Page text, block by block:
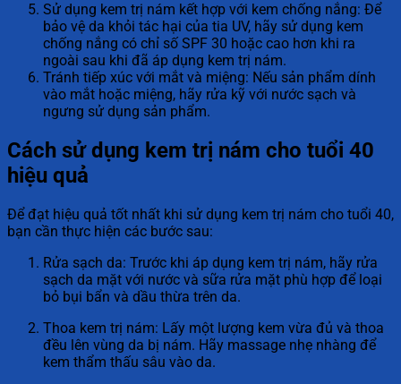
Sử dụng kem trị nám kết hợp với kem chống nắng: Để
bảo vệ da khỏi tác hại của tia UV, hãy sử dụng kem
chống nắng có chỉ số SPF 30 hoặc cao hơn khi ra
ngoài sau khi đã áp dụng kem trị nám.
Tránh tiếp xúc với mắt và miệng: Nếu sản phẩm dính
vào mắt hoặc miệng, hãy rửa kỹ với nước sạch và
ngưng sử dụng sản phẩm.
Cách sử dụng kem trị nám cho tuổi 40
hiệu quả
Để đạt hiệu quả tốt nhất khi sử dụng kem trị nám cho tuổi 40,
bạn cần thực hiện các bước sau:
Rửa sạch da: Trước khi áp dụng kem trị nám, hãy rửa
sạch da mặt với nước và sữa rửa mặt phù hợp để loại
bỏ bụi bẩn và dầu thừa trên da.
Thoa kem trị nám: Lấy một lượng kem vừa đủ và thoa
đều lên vùng da bị nám. Hãy massage nhẹ nhàng để
kem thẩm thấu sâu vào da.